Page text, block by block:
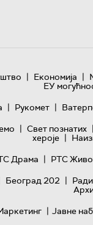
| Економија |
ЕУ
| Рукомет |
| Свет познатих |
хероје |
Драма | РТС
Београд 202 |
| Јавне